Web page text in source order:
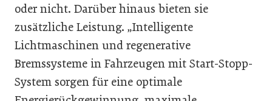
oder nicht. Darüber hinaus bieten sie
zusätzliche Leistung. „Intelligente
Lichtmaschinen und regenerative
Bremssysteme in Fahrzeugen mit Start-Stopp-
System sorgen für eine optimale